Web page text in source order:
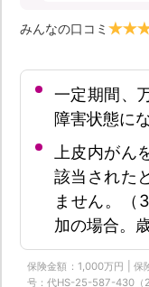
みんなの口コミ
一定期間、
障害状態に
上皮内がん
該当された
ません。（
加の場合。
保険金額：1,000万円 | 保
号：代HS-25-587-430（